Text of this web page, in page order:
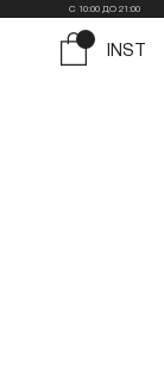
INST
С 10:00 ДО 21:00